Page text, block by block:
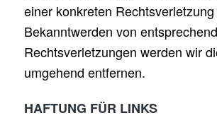
einer konkreten Rechtsverletzung
Bekanntwerden von
Rechtsverletzungen werden wir
umgehend entfernen.
HAFTUNG FÜR LINKS